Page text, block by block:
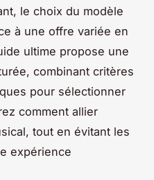
le choix du modèle
à une offre variée en
ultime propose une
combinant critères
pour sélectionner
comment allier
tout en évitant les
expérience